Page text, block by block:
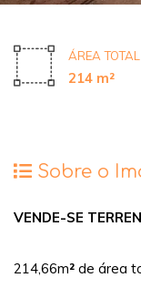
ÁREA TOTAL
214 m²
Sobre o
VENDE-SE
214,66m² de área